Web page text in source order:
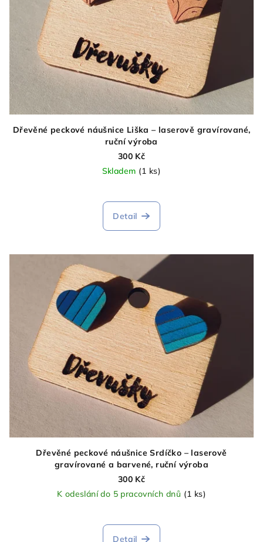
Dřevěné peckové náušnice Liška – laserově gravírované,
ruční výroba
300 Kč
Skladem (1 ks)
Detail
Dřevěné peckové náušnice Srdíčko – laserově
gravírované a barvené, ruční výroba
300 Kč
K odeslání do 5 pracovních dnů (1 ks)
Detail